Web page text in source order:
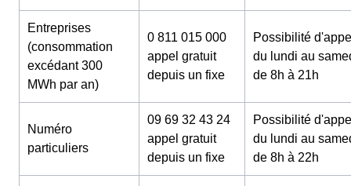
Entreprises
(consommation
excédant 300
MWh par an)
0 811 015 000
appel gratuit
depuis un fixe
Possibilité
du lundi au
de 8h à 21h
Numéro
particuliers
09 69 32 43 24
appel gratuit
depuis un fixe
Possibilité
du lundi au
de 8h à 22h